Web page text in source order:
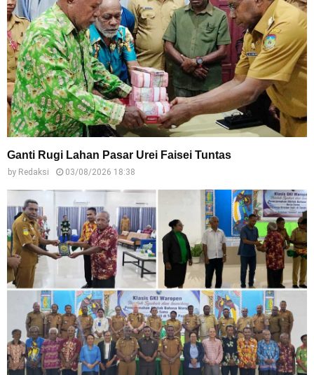
Ganti Rugi Lahan Pasar Urei Faisei Tuntas
by Redaksi 03/08/2026 18:38